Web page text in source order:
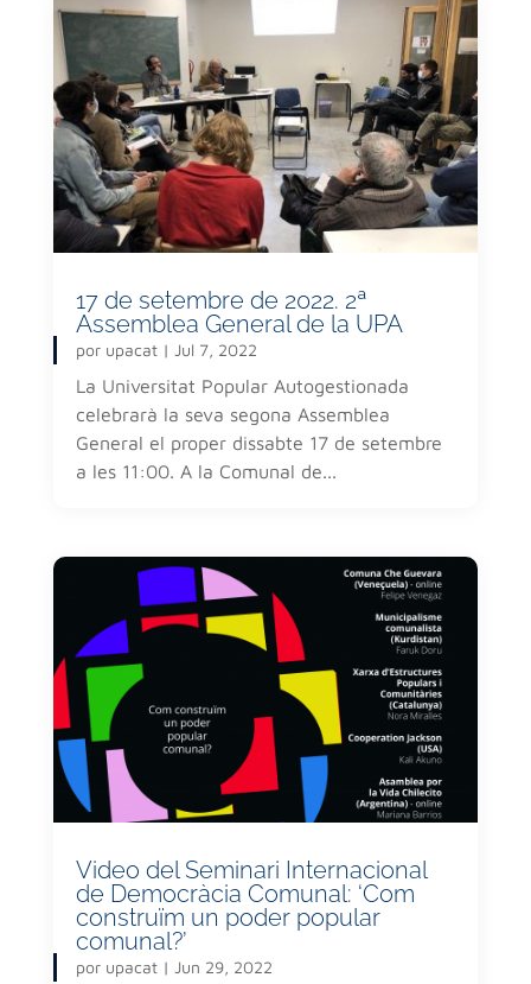
17 de setembre de 2022. 2ª
Assemblea General de la UPA
por upacat| Jul 7, 2022
La Universitat Popular Autogestionada
celebrarà la seva segona Assemblea
General el proper dissabte 17 de setembre
a les 11:00. A la Comunal de...
Video del Seminari Internacional
de Democràcia Comunal: ‘Com
construïm un poder popular
comunal?’
por upacat| Jun 29, 2022